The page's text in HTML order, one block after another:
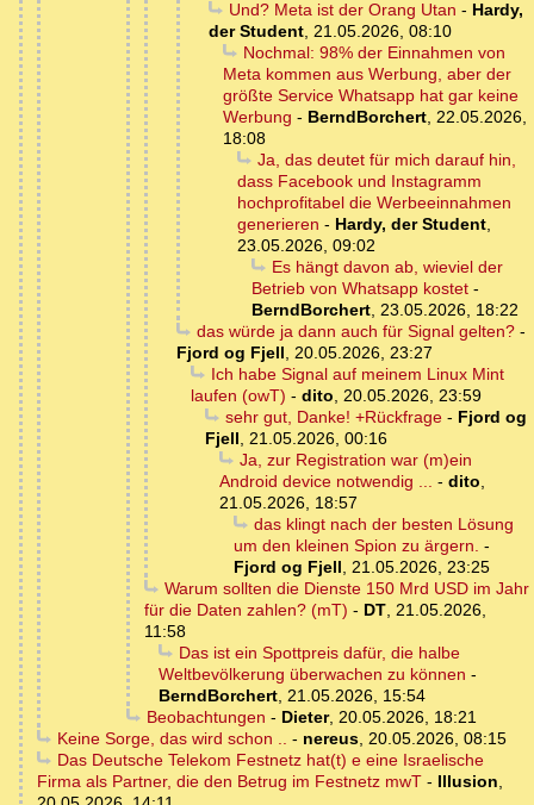
Und? Meta ist der Orang Utan - Hardy,
der Student, 21.05.2026, 08:10
Nochmal: 98% der Einnahmen von
Meta kommen aus Werbung, aber der
größte Service Whatsapp hat gar keine
Werbung - BerndBorchert, 22.05.2026,
18:08
Ja, das deutet für mich darauf hin,
dass Facebook und Instagramm
hochprofitabel die Werbeeinnahmen
generieren - Hardy, der Student,
23.05.2026, 09:02
Es hängt davon ab, wieviel der
Betrieb von Whatsapp kostet -
BerndBorchert, 23.05.2026, 18:22
das würde ja dann auch für Signal gelten?-
Fjord og Fjell, 20.05.2026, 23:27
Ich habe Signal auf meinem Linux Mint
laufen (owT) - dito, 20.05.2026, 23:59
sehr gut, Danke! +Rückfrage- Fjord og
Fjell, 21.05.2026, 00:16
Ja, zur Registration war (m)ein
Android device notwendig ... - dito,
21.05.2026, 18:57
das klingt nach der besten Lösung
um den kleinen Spion zu ärgern. -
Fjord og Fjell, 21.05.2026, 23:25
Warum sollten die Dienste 150 Mrd USD im Jahr
für die Daten zahlen? (mT) - DT, 21.05.2026,
11:58
Das ist ein Spottpreis dafür, die halbe
Weltbevölkerung überwachen zu können -
BerndBorchert, 21.05.2026, 15:54
Beobachtungen - Dieter, 20.05.2026, 18:21
Keine Sorge, das wird schon .. - nereus, 20.05.2026, 08:15
Das Deutsche Telekom Festnetz hat(t) e eine Israelische
Firma als Partner, die den Betrug im Festnetz mwT - Illusion,